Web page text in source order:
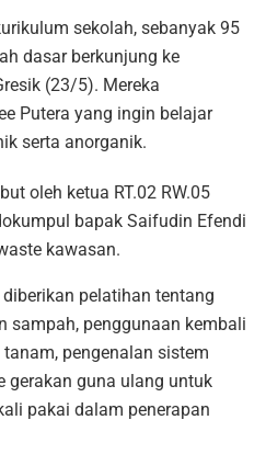
sekolah, sebanyak 95
dasar berkunjung ke
(23/5). Mereka
Putera yang ingin belajar
serta anorganik.
oleh ketua RT.02 RW.05
bapak Saifudin Efendi
kawasan.
pelatihan tentang
sampah, penggunaan kembali
pengenalan sistem
gerakan guna ulang untuk
pakai dalam penerapan